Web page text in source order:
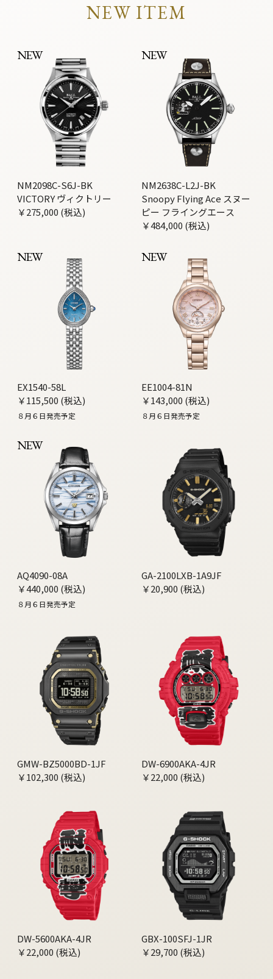
NEW ITEM
NEW
NM2098C-S6J-BK
VICTORY ヴィクトリー
￥275,000 (税込)
NEW
NM2638C-L2J-BK
Snoopy Flying Ace スヌー
ピー フライングエース
￥484,000 (税込)
NEW
EX1540-58L
￥115,500 (税込)
８月６日発売予定
NEW
EE1004-81N
￥143,000 (税込)
８月６日発売予定
NEW
AQ4090-08A
￥440,000 (税込)
８月６日発売予定
GA-2100LXB-1A9JF
￥20,900 (税込)
GMW-BZ5000BD-1JF
￥102,300 (税込)
DW-6900AKA-4JR
￥22,000 (税込)
DW-5600AKA-4JR
￥22,000 (税込)
GBX-100SFJ-1JR
￥29,700 (税込)